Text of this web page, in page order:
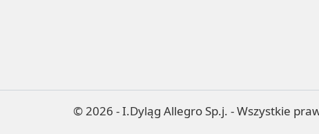
© 2026 - I.Dyląg Allegro Sp.j. - Wszystkie